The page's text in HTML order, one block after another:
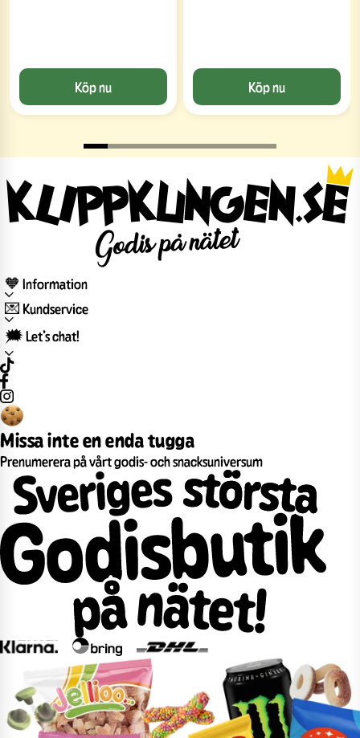
Köp nu Köp nu
🧡 Information
💌 Kundservice
🗯️ Let’s chat!
Missa inte en enda tugga
Prenumerera på vårt godis- och snacksuniversum